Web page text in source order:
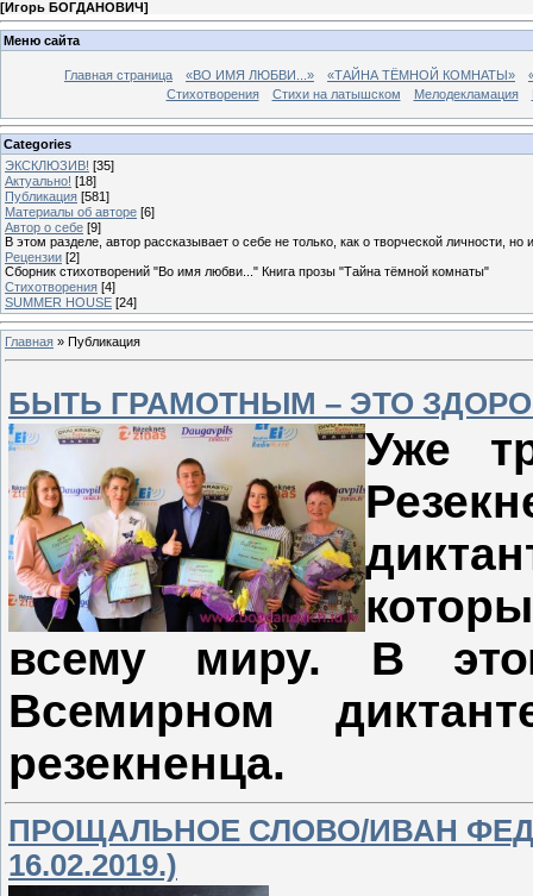
[Игорь БОГДАНОВИЧ]
Меню сайта
Главная страница «ВО ИМЯ ЛЮБВИ...» «ТАЙНА ТЁМНОЙ КОМНАТЫ»
Стихотворения
Стихи на латышском Мелодекламация
Categories
ЭКСКЛЮЗИВ! [35]
Актуально! [18]
Публикация [581]
Материалы об авторе [6]
Автор о себе [9]
В этом разделе, автор рассказывает о себе не только, как о творческой личности,
Рецензии [2]
Сборник стихотворений "Во имя любви..." Книга прозы "Тайна тёмной комнаты"
Стихотворения [4]
SUMMER HOUSE [24]
Главная » Публикация
БЫТЬ ГРАМОТНЫМ – ЭТО
Уже
всему миру. В
Всемирном
резекненца.
ПРОЩАЛЬНОЕ СЛОВО/ИВАН
16.02.2019.)